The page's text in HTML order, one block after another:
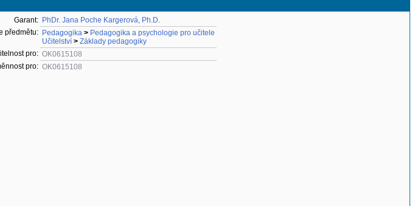
Garant: PhDr. Jana Poche Kargerová, Ph.D.
předmětu: Pedagogika > Pedagogika a psychologie pro učitele
Učitelství > Základy pedagogiky
pro: OK0615108
pro: OK0615108